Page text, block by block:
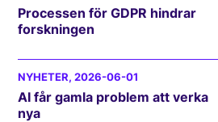
Processen för GDPR hindrar
forskningen
NYHETER, 2026-06-01
AI får gamla problem att verka
nya